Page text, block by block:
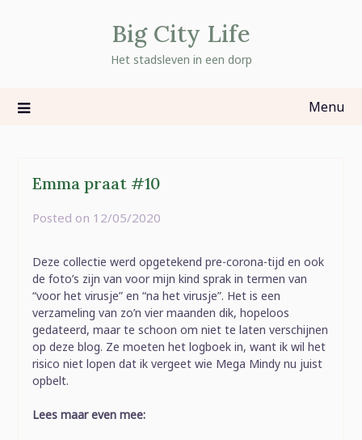
Big City Life
Het stadsleven in een dorp
Menu
Emma praat #10
Posted on 12/05/2020
Deze collectie werd opgetekend pre-corona-tijd en ook
de foto’s zijn van voor mijn kind sprak in termen van
“voor het virusje” en “na het virusje”. Het is een
verzameling van zo’n vier maanden dik, hopeloos
gedateerd, maar te schoon om niet te laten verschijnen
op deze blog. Ze moeten het logboek in, want ik wil het
risico niet lopen dat ik vergeet wie Mega Mindy nu juist
opbelt.
Lees maar even mee: